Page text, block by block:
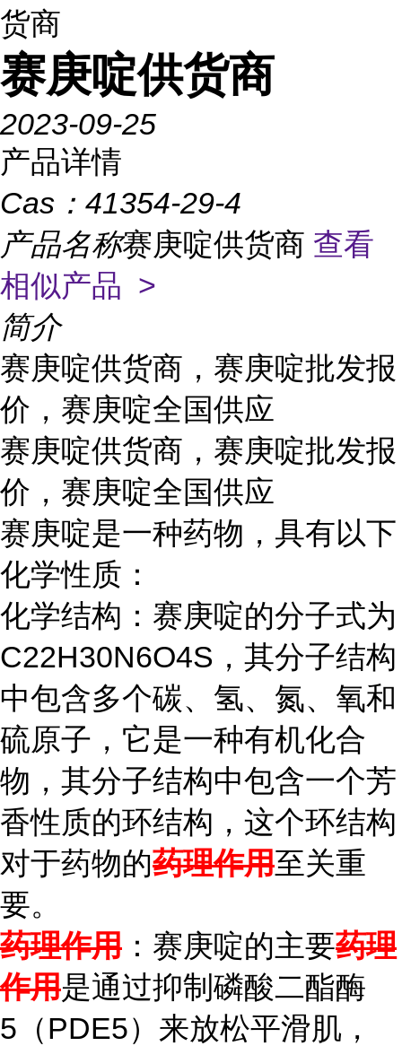
货商
赛庚啶供货商
2023-09-25
产品详情
Cas： 41354-29-4
产品名称赛庚啶供货商 查看
相似产品 >
简介
赛庚啶供货商，赛庚啶批发报
价，赛庚啶全国供应
赛庚啶供货商，赛庚啶批发报
价，赛庚啶全国供应
赛庚啶是一种药物，具有以下
化学性质：
化学结构：赛庚啶的分子式为
C22H30N6O4S，其分子结构
中包含多个碳、氢、氮、氧和
硫原子，它是一种有机化合
物，其分子结构中包含一个芳
香性质的环结构，这个环结构
对于药物的药理作用至关重
要。
药理作用 ：赛庚啶的主要药理
作用是通过抑制磷酸二酯酶
5（PDE5）来放松平滑肌，